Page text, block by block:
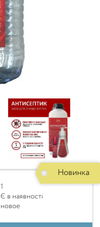
1
Є в наявності
новое
Новинка